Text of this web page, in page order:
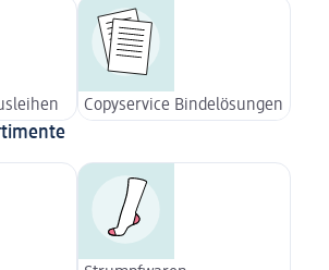
Copyservice Bindelösungen